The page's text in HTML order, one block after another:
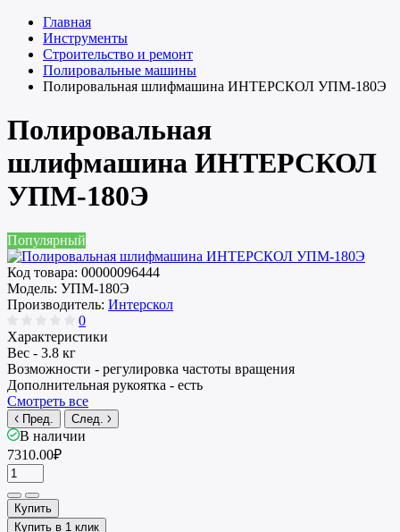
Главная
Инструменты
Строительство и ремонт
Полировальные машины
Полировальная шлифмашина ИНТЕРСКОЛ УПМ-180Э
Полировальная
шлифмашина ИНТЕРСКОЛ
УПМ-180Э
Популярный
Код товара: 00000096444
Модель: УПМ-180Э
Производитель: Интерскол
0
Характеристики
Вес - 3.8 кг
Возможности - регулировка частоты вращения
Дополнительная рукоятка - есть
Смотреть все
Пред. След.
В наличии
7310.00₽
Купить
Купить в 1 клик